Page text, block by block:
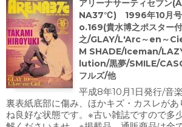
アリーナサーティセブン
NA37℃) 1996年10月
o.169(貴水博之ポスター
之/GLAY/L'Arc～en～
M SHADE/Iceman/
lution/黒夢/SMILE/
フルズ/他
平成8年10月1日発行/音
裏表紙底部に傷み、ほかキズ・カスレが
ね良好な状態です。※古い雑誌ですので多